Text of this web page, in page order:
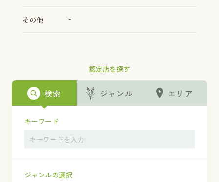
認定店を探す
検索 ジャンル エリア
キーワード
ジャンルの選択
その他 -